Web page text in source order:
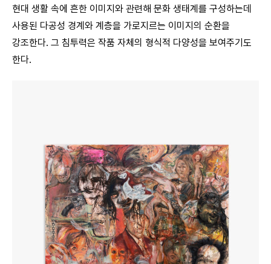
현대 생활 속에 흔한 이미지와 관련해 문화 생태계를 구성하는데
사용된 다공성 경계와 계층을 가로지르는 이미지의 순환을
강조한다. 그 침투력은 작품 자체의 형식적 다양성을 보여주기도
한다.